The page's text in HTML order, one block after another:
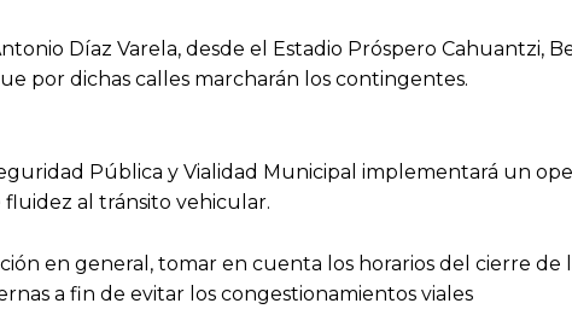
Díaz Varela, desde el Estadio Próspero Cahuantzi,
por dichas calles marcharán los contingentes.
Pública y Vialidad Municipal implementará un
al tránsito vehicular.
en general, tomar en cuenta los horarios del cierre de
a fin de evitar los congestionamientos viales